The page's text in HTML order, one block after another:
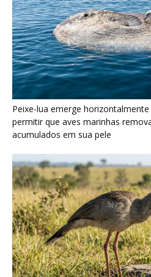
Seriema combina corridas em
contra rochas para imobilizar
cerrado
Serpente escavadora brasileira
evolução dos répteis